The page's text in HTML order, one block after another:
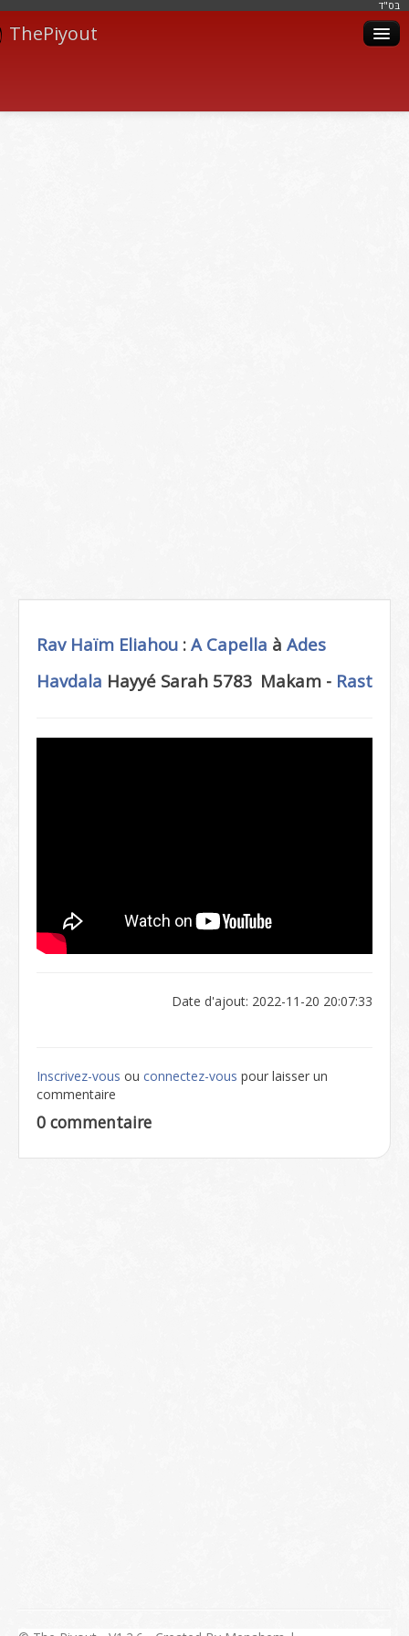
בּס"ד
ThePiyout
Rav Haïm Eliahou : A Capella à Ades
Havdala
Makam - Rast
Hayyé Sarah 5783
Date d'ajout: 2022-11-20 20:07:33
Inscrivez-vous ou connectez-vous pour laisser un
commentaire
0 commentaire